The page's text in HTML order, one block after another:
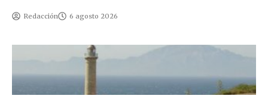
Redacción 6 agosto 2026